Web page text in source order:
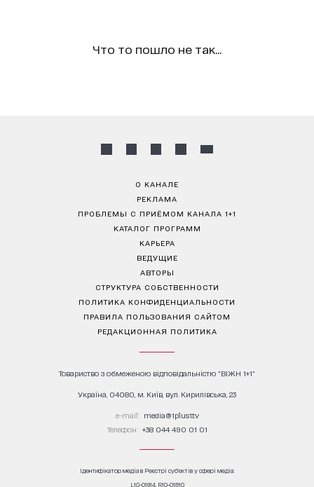
Что то пошло не так...
О КАНАЛЕ
РЕКЛАМА
ПРОБЛЕМЫ С ПРИЁМОМ КАНАЛА 1+1
КАТАЛОГ ПРОГРАММ
КАРЬЕРА
ВЕДУЩИЕ
АВТОРЫ
СТРУКТУРА СОБСТВЕННОСТИ
ПОЛИТИКА КОНФИДЕНЦИАЛЬНОСТИ
ПРАВИЛА ПОЛЬЗОВАНИЯ САЙТОМ
РЕДАКЦИОННАЯ ПОЛИТИКА
Товариство з обмеженою відповідальністю "ВІЖН 1+1"
Україна, 04080, м. Київ, вул. Кирилівська, 23
е-mail: media@1plus1.tv
Телефон: +38 044 490 01 01
Ідентифікатор медіа в Реєстрі суб’єктів у сфері медіа:
L10-01914, R10-01810